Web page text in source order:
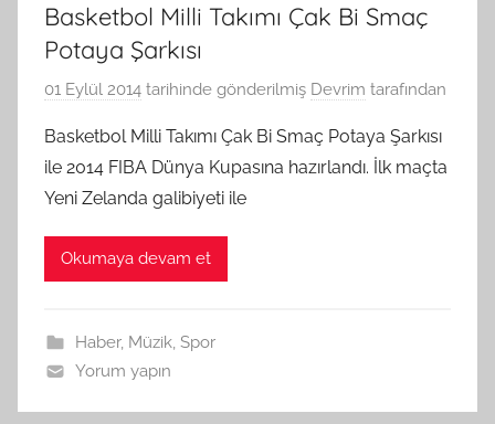
Basketbol Milli Takımı Çak Bi Smaç
Potaya Şarkısı
01 Eylül 2014 tarihinde gönderilmiş Devrim tarafından
Basketbol Milli Takımı Çak Bi Smaç Potaya Şarkısı
ile 2014 FIBA Dünya Kupasına hazırlandı. İlk maçta
Yeni Zelanda galibiyeti ile
Okumaya devam et
Haber, Müzik, Spor
Yorum yapın